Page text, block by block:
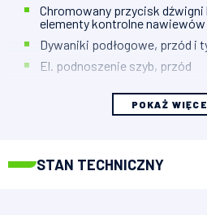
Chromowany przycisk
elementy kontrolne
Dywaniki podłogowe, przód i
El. podnoszenie szyb, przód
POKAŻ
STAN TECHNICZNY